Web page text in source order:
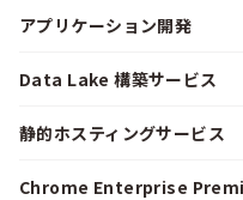
アプリケーション開発
Data Lake 構築サービス
静的ホスティングサービス
Chrome Enterprise